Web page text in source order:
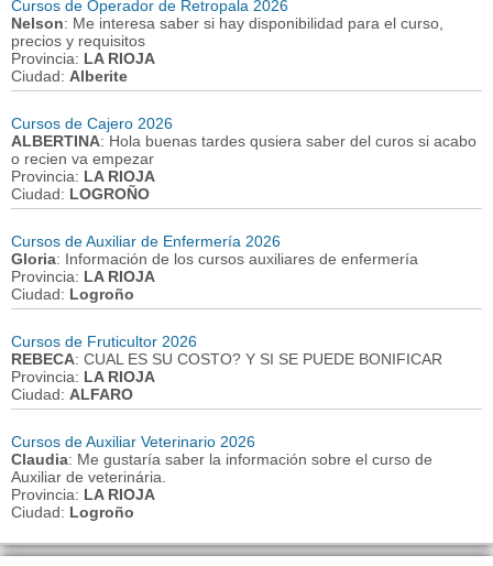
Cursos de Operador de Retropala 2026
Nelson: Me interesa saber si hay disponibilidad para el curso,
precios y requisitos
Provincia: LA RIOJA
Ciudad: Alberite
Cursos de Cajero 2026
ALBERTINA: Hola buenas tardes qusiera saber del curos si acabo
o recien va empezar
Provincia: LA RIOJA
Ciudad: LOGROÑO
Cursos de Auxiliar de Enfermería 2026
Gloria: Información de los cursos auxiliares de enfermería
Provincia: LA RIOJA
Ciudad: Logroño
Cursos de Fruticultor 2026
REBECA: CUAL ES SU COSTO? Y SI SE PUEDE BONIFICAR
Provincia: LA RIOJA
Ciudad: ALFARO
Cursos de Auxiliar Veterinario 2026
Claudia: Me gustaría saber la información sobre el curso de
Auxiliar de veterinária.
Provincia: LA RIOJA
Ciudad: Logroño